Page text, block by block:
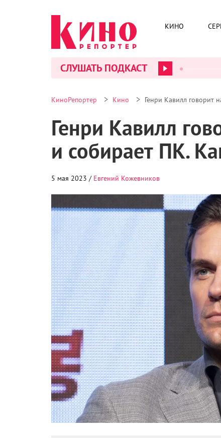
КИНО
СЛУШАТЬ ПОДКАСТ
КиноРепортер > Кино > Генри Кавилл говорит
Генри Кавилл
и собирает ПК.
5 мая 2023 / Евгений Кожевников